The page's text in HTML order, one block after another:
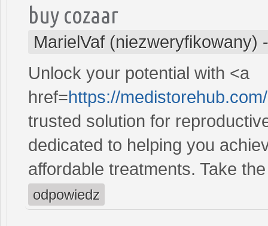
buy cozaar
MarielVaf (niezweryfikowany)
Unlock your potential with <a
href=https://
trusted solution for
dedicated to helping you
affordable treatments. Take
odpowiedz